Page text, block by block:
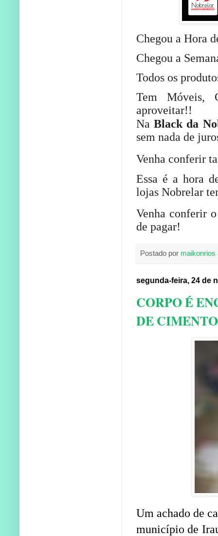
Chegou a Hora
Chegou a
Todos os
Tem Móveis,
aproveitar!!
NaBlack da
sem nada de
Venha conferir
Essa é a hora
lojas Nobrelar
Venha conferir
de pagar!
Postado por maikonrios
segunda-feira, 24 de
CORPO É
DE
Um achado de
município de